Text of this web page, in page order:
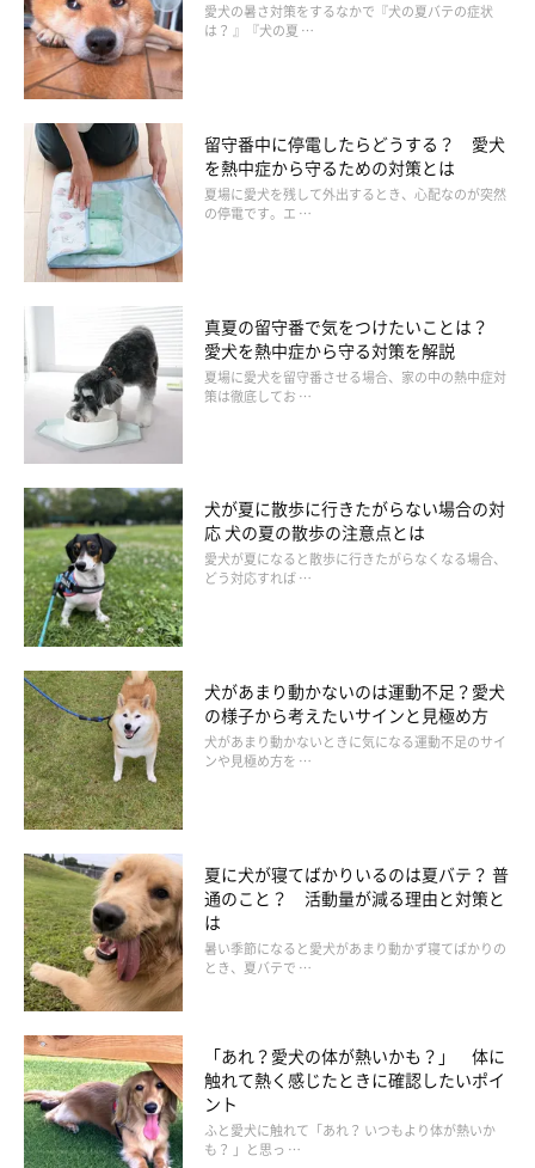
愛犬の暑さ対策をするなかで『犬の夏バテの症状
は？ 』『犬の夏 …
留守番中に停電したらどうする？ 愛犬
を熱中症から守るための対策とは
夏場に愛犬を残して外出するとき、心配なのが突然
の停電です。エ …
真夏の留守番で気をつけたいことは？
愛犬を熱中症から守る対策を解説
夏場に愛犬を留守番させる場合、家の中の熱中症対
策は徹底してお …
犬が夏に散歩に行きたがらない場合の対
応 犬の夏の散歩の注意点とは
愛犬が夏になると散歩に行きたがらなくなる場合、
どう対応すれば …
犬があまり動かないのは運動不足？愛犬
の様子から考えたいサインと見極め方
犬があまり動かないときに気になる運動不足のサイ
ンや見極め方を …
夏に犬が寝てばかりいるのは夏バテ？ 普
通のこと？ 活動量が減る理由と対策と
は
暑い季節になると愛犬があまり動かず寝てばかりの
とき、夏バテで …
「あれ？愛犬の体が熱いかも？」 体に
触れて熱く感じたときに確認したいポイ
ント
ふと愛犬に触れて「あれ？ いつもより体が熱いか
も？ 」と思っ …